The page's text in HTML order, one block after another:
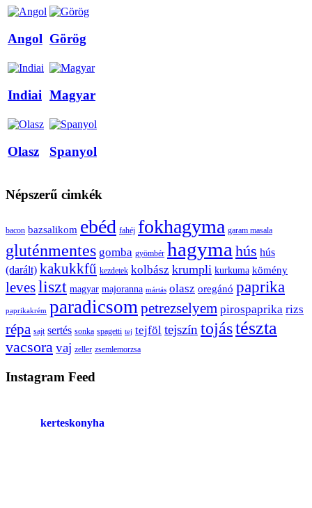
Angol Görög
Indiai Magyar
Olasz Spanyol
Népszerű cimkék
bacon bazsalikom ebéd fahéj fokhagyma garam masala
gluténmentes gomba gyömbér hagyma hús hús
(darált) kakukkfű kezdetek kolbász krumpli kurkuma kömény
levesliszt magyar majoranna mártás olasz oregánó paprika
paprikakrém paradicsom petrezselyem pirospaprika rizs
répa sajt sertés sonka spagetti tej tejföl tejszín tojástészta
vacsoravaj zeller zsemlemorzsa
Instagram Feed
kerteskonyha